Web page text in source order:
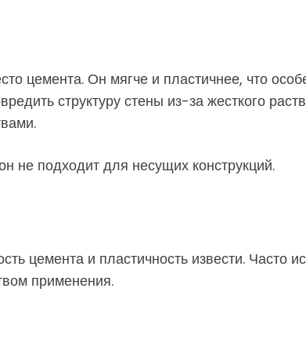
цемента. Он мягче и пластичнее, что
структуру стены из-за жесткого
не подходит для несущих конструкций.
цемента и пластичность извести. Часто
применения.